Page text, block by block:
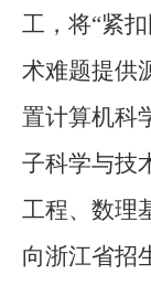
工，将“紧
术难题提供
置计算机科
子科学与技
工程、数理
向浙江省招